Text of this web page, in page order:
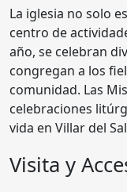
La iglesia no solo
centro de
año, se celebran
congregan a los
comunidad. Las
celebraciones
vida en Villar del
Visita y